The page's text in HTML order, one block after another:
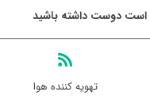
دوست داشته باشید
تهویه کننده هوا